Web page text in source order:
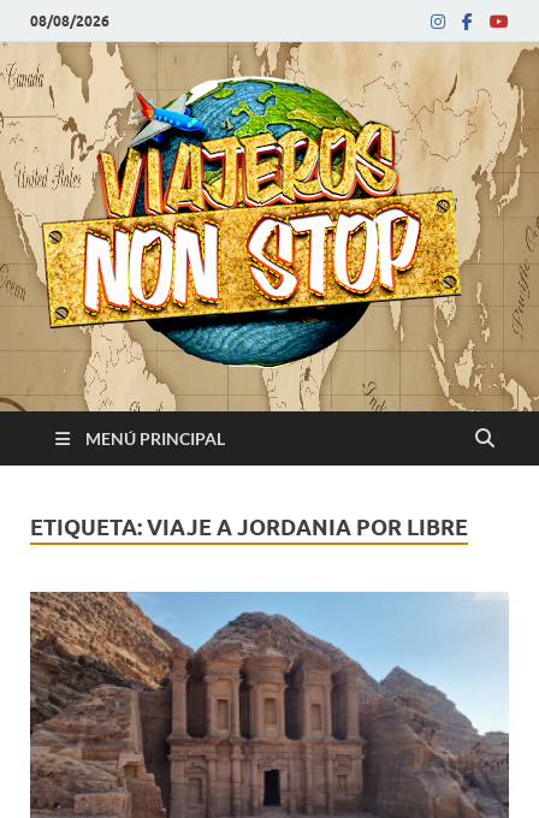
08/08/2026
Blog
de
viajes
MENÚ PRINCIPAL
ETIQUETA:VIAJE A JORDANIA POR LIBRE